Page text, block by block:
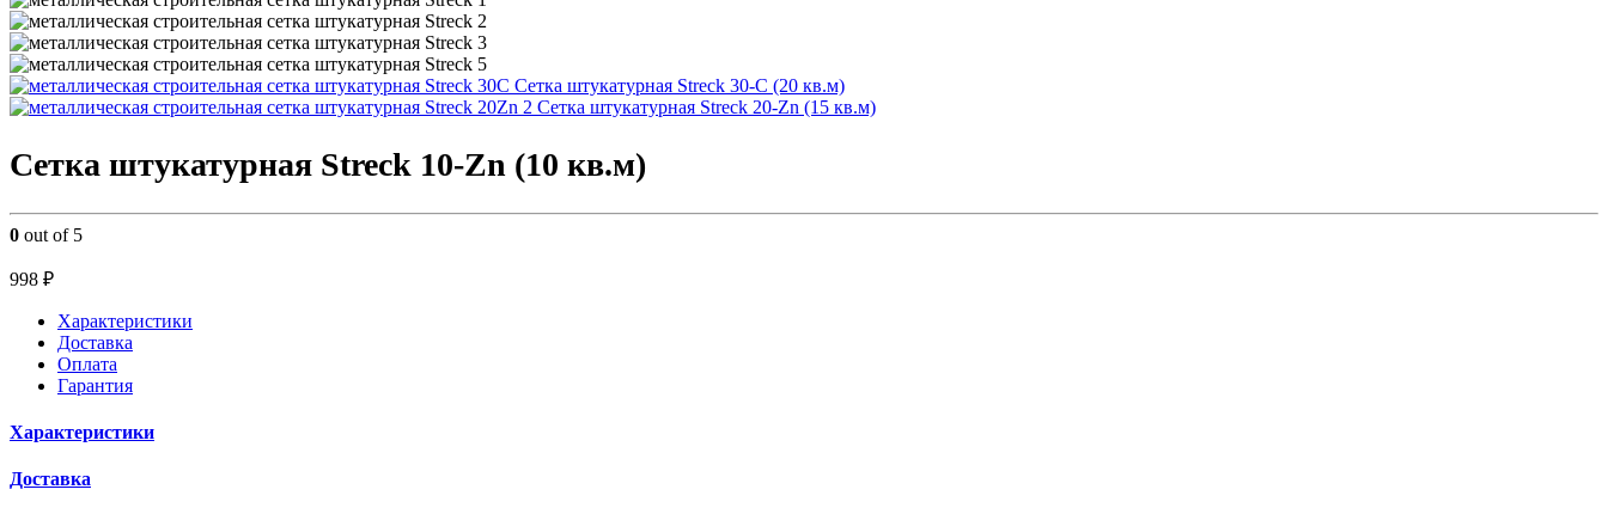
Сетка штукатурная Streck 30-С (20 кв.м)
Сетка штукатурная Streck 20-Zn (15 кв.м)
Сетка штукатурная Streck 10-Zn (10 кв.м)
0 out of 5
998 ₽
Характеристики
Доставка
Оплата
Гарантия
Характеристики
Доставка